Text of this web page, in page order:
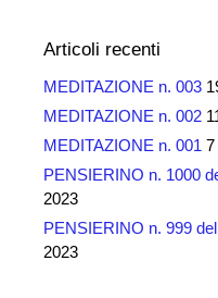
Articoli recenti
MEDITAZIONE n. 003
MEDITAZIONE n. 002
MEDITAZIONE n. 001 7
PENSIERINO n. 1000
2023
PENSIERINO n. 999
2023